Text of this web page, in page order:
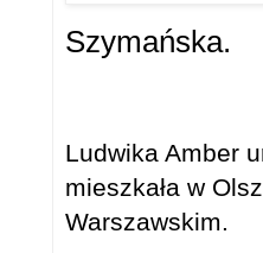
Szymańska.
Ludwika Amber
mieszkała w
Warszawskim.